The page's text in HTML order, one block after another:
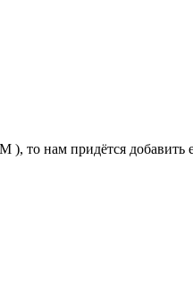
), то нам придётся добавить